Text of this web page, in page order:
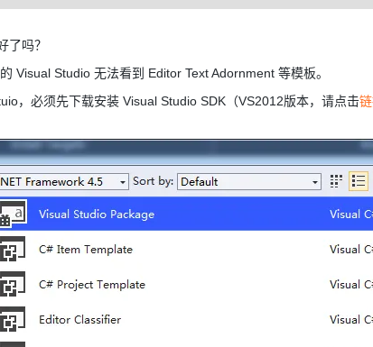
吗？
Studio 无法看到 Editor Text Adornment 等模板。
必须先下载安装 Visual Studio SDK（VS2012版本，请点击